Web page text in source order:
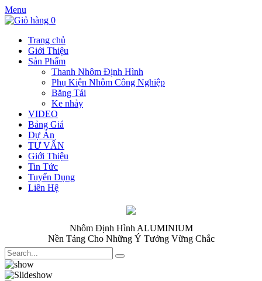
Menu
0
Trang chủ
Giới Thiệu
Sản Phẩm
Thanh Nhôm Định Hình
Phụ Kiện Nhôm Công Nghiệp
Băng Tải
Ke nhảy
VIDEO
Bảng Giá
Dự Án
TƯ VẤN
Giới Thiệu
Tin Tức
Tuyển Dụng
Liên Hệ
Nhôm Định Hình ALUMINIUM
Nền Tảng Cho Những Ý Tưởng Vững Chắc